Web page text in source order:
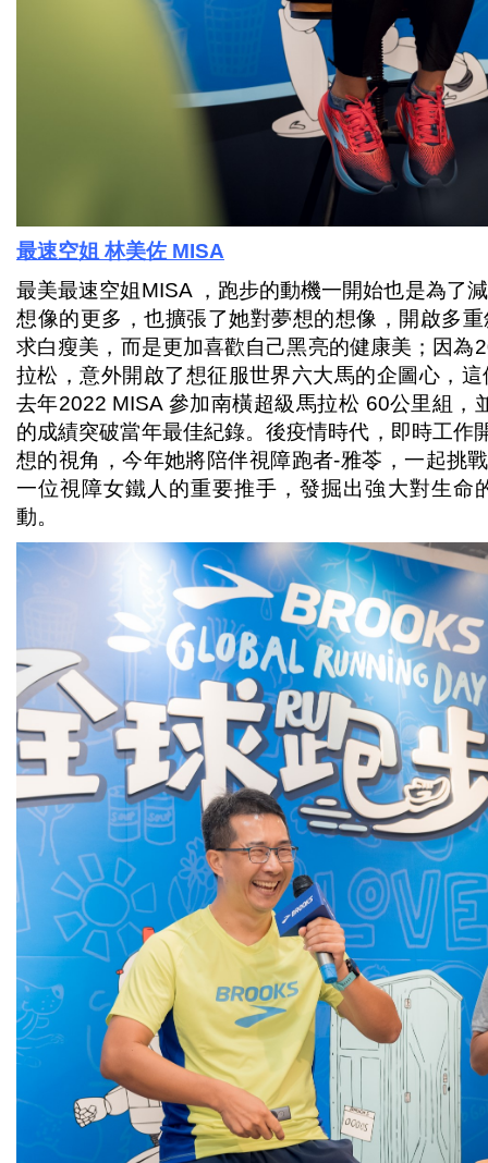
最速空姐林美佐 MISA
最美最速空姐MISA ，跑步的動機一開始也是為了
想像的更多，也擴張了她對夢想的想像，開啟多
求白瘦美，而是更加喜歡自己黑亮的健康美；因為
拉松，意外開啟了想征服世界六大馬的企圖心，
去年2022 MISA 參加南橫超級馬拉松 60公里組，
的成績突破當年最佳紀錄。後疫情時代，即時工作
想的視角，今年她將陪伴視障跑者-雅苓，一起挑
一位視障女鐵人的重要推手，發掘出強大對生命
動。